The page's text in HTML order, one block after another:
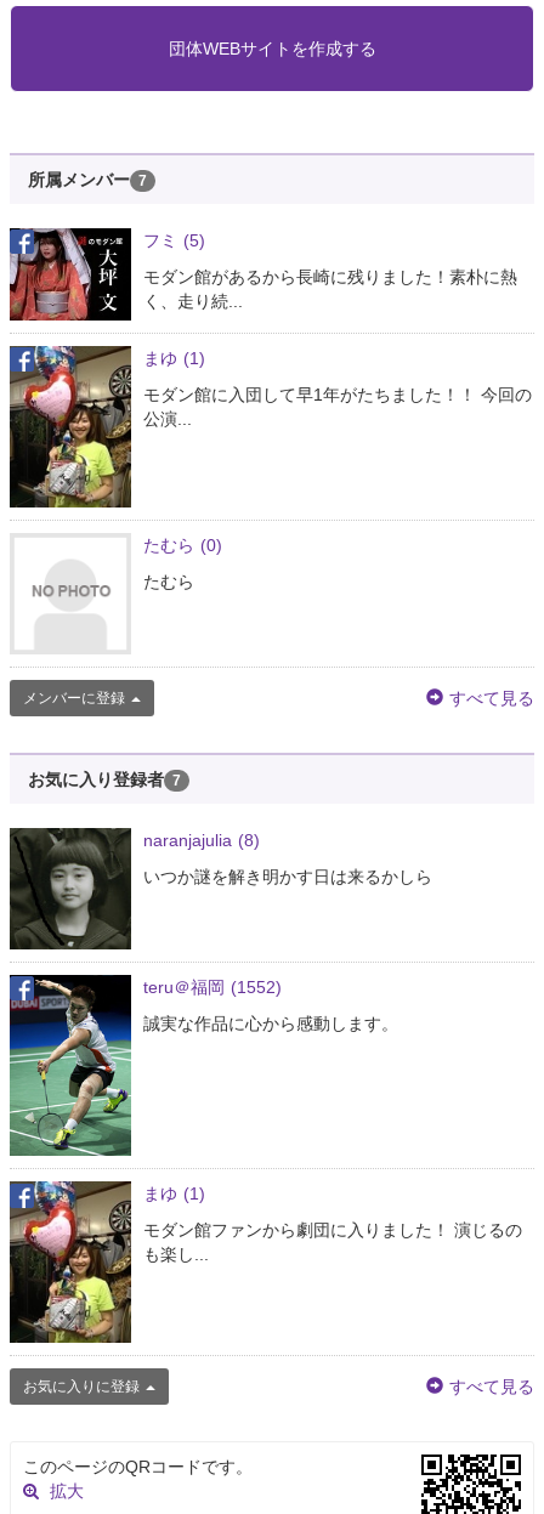
団体WEBサイトを作成する
所属メンバー 7
フミ
(5)
モダン館があるから長崎に残りました！素朴に熱
く、走り続...
まゆ (1)
モダン館に入団して早1年がたちました！！ 今回の
公演...
たむら (0)
たむら
メンバーに登録 すべて見る
お気に入り登録者 7
naranjajulia (8)
いつか謎を解き明かす日は来るかしら
teru＠福岡 (1552)
誠実な作品に心から感動します。
まゆ (1)
モダン館ファンから劇団に入りました！ 演じるの
も楽し...
お気に入りに登録 すべて見る
このページのQRコードです。
拡大